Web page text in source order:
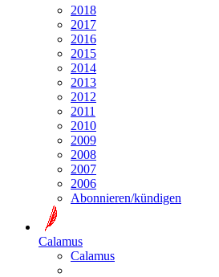
2018
2017
2016
2015
2014
2013
2012
2011
2010
2009
2008
2007
2006
Abonnieren/kündigen
Calamus
Calamus